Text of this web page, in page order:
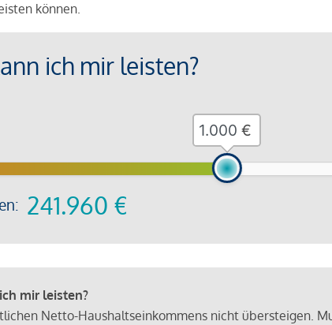
können.
ich mir leisten?
241.960 €
€
mir leisten?
Netto-Haushaltseinkommens nicht übersteigen.